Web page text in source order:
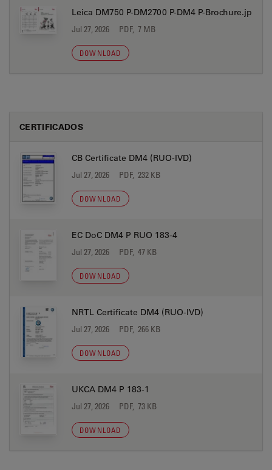
Leica DM750 P-DM2700 P-DM4 P-Brochure.jp
Jul 27, 2026 PDF, 7 MB
DOWNLOAD
CERTIFICADOS
CB Certificate DM4 (RUO-IVD)
Jul 27, 2026 PDF, 232 KB
DOWNLOAD
EC DoC DM4 P RUO 183-4
Jul 27, 2026 PDF, 47 KB
DOWNLOAD
NRTL Certificate DM4 (RUO-IVD)
Jul 27, 2026 PDF, 266 KB
DOWNLOAD
UKCA DM4 P 183-1
Jul 27, 2026 PDF, 73 KB
DOWNLOAD